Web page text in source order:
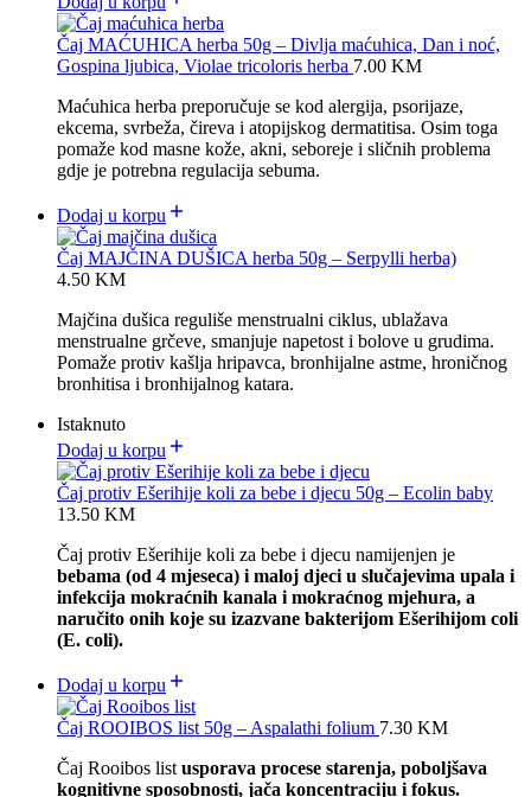
Čaj MAĆUHICA herba 50g – Divlja maćuhica, Dan i noć,
Gospina ljubica, Violae tricoloris herba 7.00 KM
Maćuhica herba preporučuje se kod alergija, psorijaze,
ekcema, svrbeža, čireva i atopijskog dermatitisa. Osim toga
pomaže kod masne kože, akni, seboreje i sličnih problema
gdje je potrebna regulacija sebuma.
Dodaj u korpu
Čaj MAJČINA DUŠICA herba 50g – Serpylli herba)
4.50 KM
Majčina dušica reguliše menstrualni ciklus, ublažava
menstrualne grčeve, smanjuje napetost i bolove u grudima.
Pomaže protiv kašlja hripavca, bronhijalne astme, hroničnog
bronhitisa i bronhijalnog katara.
Istaknuto
Dodaj u korpu
Čaj protiv Ešerihije koli za bebe i djecu 50g – Ecolin baby
13.50 KM
Čaj protiv Ešerihije koli za bebe i djecu namijenjen je
bebama (od 4 mjeseca) i maloj djeci u slučajevima upala i
infekcija mokraćnih kanala i mokraćnog mjehura, a
naručito onih koje su izazvane bakterijom Ešerihijom coli
(E. coli).
Dodaj u korpu
Čaj ROOIBOS list 50g – Aspalathi folium 7.30 KM
Čaj Rooibos listusporava procese starenja, poboljšava
kognitivne sposobnosti, jača koncentraciju i fokus.